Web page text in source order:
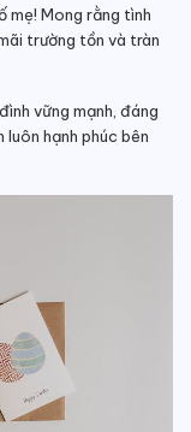
mẹ! Mong rằng tình
trường tồn và tràn
vững mạnh, đáng
luôn hạnh phúc bên